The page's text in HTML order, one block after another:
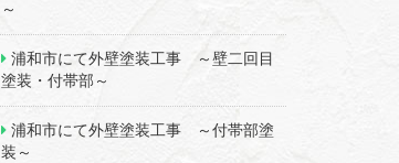
～
浦和市にて外壁塗装工事 ～壁二回目
塗装・付帯部～
浦和市にて外壁塗装工事 ～付帯部塗
装～